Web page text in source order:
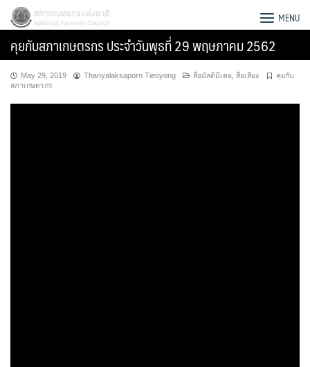
Skip
content
สภาเกษตรกรแห่งชาติ MENU
คุยกับสภาเกษตรกร ประจำวันพุธที่ 29 พฤษภาคม 2562
May 29, 2019 Thanyalaksaporn Tieoyong สื่อมัลติมีเดย สื่อเสียง
คุยกับ
สภาเกษตรกร